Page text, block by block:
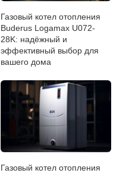
Газовый котел отопления
Buderus Logamax U072-
28K: надёжный и
эффективный выбор для
вашего дома
Газовый котел отопления